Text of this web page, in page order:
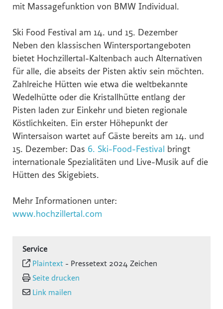
mit Massagefunktion von BMW Individual.
Ski Food Festival am 14. und 15. Dezember
Neben den klassischen Wintersportangeboten
bietet Hochzillertal-Kaltenbach auch Alternativen
für alle, die abseits der Pisten aktiv sein möchten.
Zahlreiche Hütten wie etwa die weltbekannte
Wedelhütte oder die Kristallhütte entlang der
Pisten laden zur Einkehr und bieten regionale
Köstlichkeiten. Ein erster Höhepunkt der
Wintersaison wartet auf Gäste bereits am 14. und
15. Dezember: Das 6. Ski-Food-Festival bringt
internationale Spezialitäten und Live-Musik auf die
Hütten des Skigebiets.
Mehr Informationen unter:
www.hochzillertal.com
Service
Plaintext - Pressetext 2024 Zeichen
Seite drucken
Link mailen